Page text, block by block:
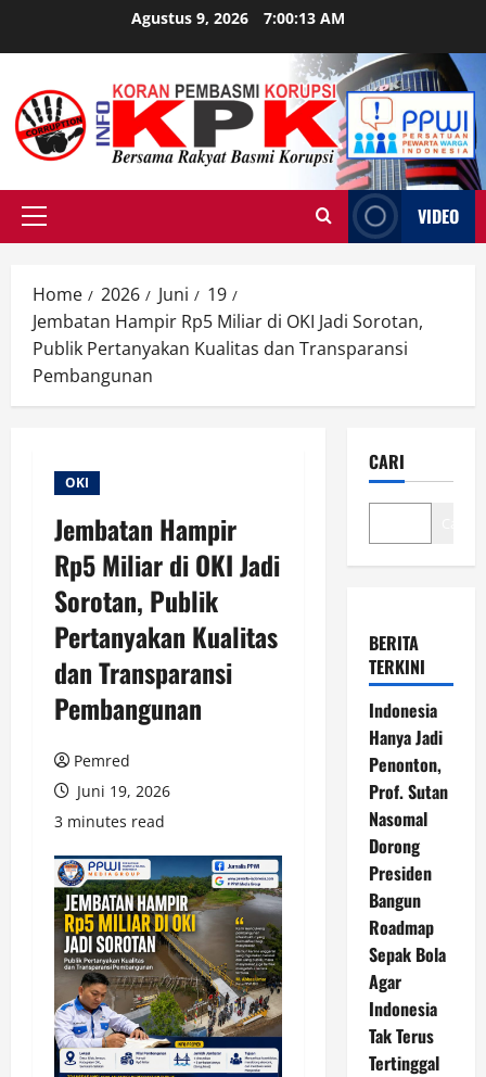
Agustus 9, 2026 7:00:14 AM
Primary
VIDEO
Home 2026 Juni
19
Jembatan Hampir Rp5 Miliar di OKI Jadi Sorotan,
Publik Pertanyakan Kualitas dan Transparansi
Pembangunan
OKI
Jembatan Hampir
Rp5 Miliar di OKI Jadi
Sorotan, Publik
Pertanyakan Kualitas
dan Transparansi
Pembangunan
Pemred
Juni 19, 2026
3 minutes read
CARI
BERITA
TERKINI
Indonesia
Hanya Jadi
Penonton,
Prof. Sutan
Nasomal
Dorong
Presiden
Bangun
Roadmap
Sepak Bola
Agar
Indonesia
Tak Terus
Tertinggal